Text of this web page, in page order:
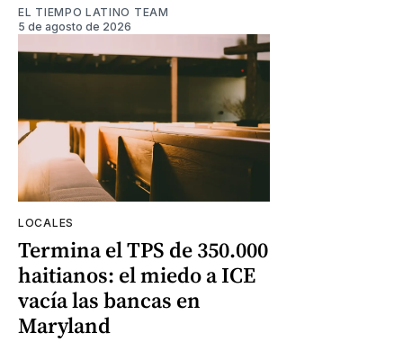
EL TIEMPO LATINO TEAM
5 de agosto de 2026
LOCALES
Termina el TPS de 350.000
haitianos: el miedo a ICE
vacía las bancas en
Maryland